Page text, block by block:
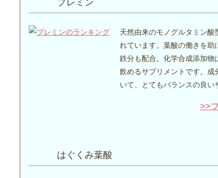
プレミン
天然由来のモノグルタミン
れています。葉酸の働きを
鉄分も配合。化学合成添加
飲めるサプリメントです。
いて、とてもバランスの良い
>>
はぐくみ葉酸